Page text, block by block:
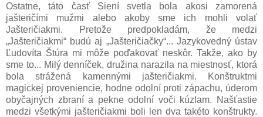
Ostatne, táto časť Siení svetla bola akosi zamorená
jašteričími mužmi alebo akoby sme ich mohli volať
Jašteričiakmi. Pretože predpokladám, že medzi
„Jašteričiakmi“ budú aj „Jašteričiačky“... Jazykovedný ústav
Ľudovíta Štúra mi môže poďakovať neskôr. Takže, ako by
sme to... Milý denníček, družina narazila na miestnosť, ktorá
bola strážená kamennými jašteričiakmi. Konštruktmi
magickej proveniencie, hodne odolní proti zápachu, úderom
obyčajných zbraní a pekne odolní voči kúzlam. Našťastie
medzi všetkými jašteričiakmi boli len dva takéto konštrukty.